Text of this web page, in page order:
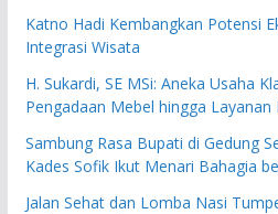
Katno Hadi Kembangkan Potensi
Integrasi Wisata
H. Sukardi, SE MSi: Aneka Usaha
Pengadaan Mebel hingga
Sambung Rasa Bupati di Gedung
Kades Sofik Ikut Menari Bahagia
Jalan Sehat dan Lomba Nasi